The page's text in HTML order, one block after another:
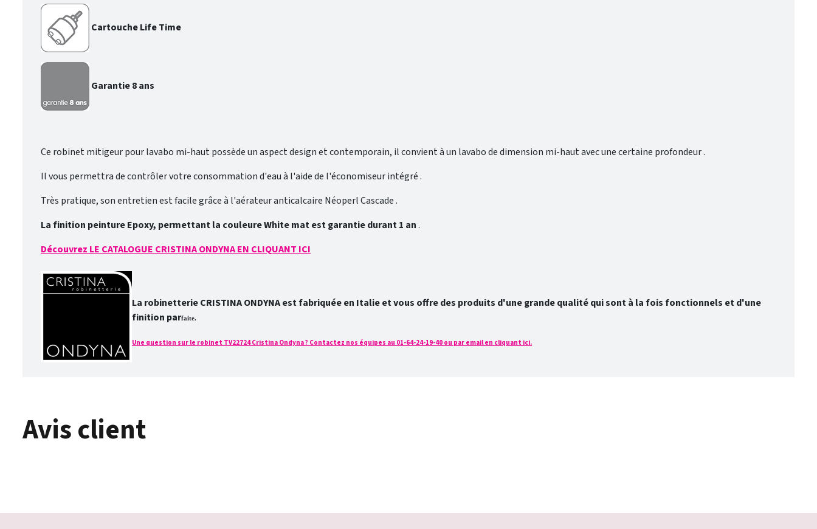
Cartouche Life Time
Garantie 8 ans
Ce robinet mitigeur pour lavabo mi-haut possède un aspect design et contemporain, il convient à un lavabo de dimension mi-haut avec une certaine profondeur .
Il vous permettra de contrôler votre consommation d'eau à l'aide de l'économiseur intégré .
Très pratique, son entretien est facile grâce à l'aérateur anticalcaire Néoperl Cascade .
La finition peinture Epoxy, permettant la couleure White mat est garantie durant 1 an.
Découvrez LE CATALOGUE CRISTINA ONDYNA EN CLIQUANT ICI
La robinetterie CRISTINA ONDYNA est fabriquée en Italie et vous offre des produits d'une grande qualité qui sont à la fois fonctionnels et d'une
finition parfaite.
Une question sur le robinet TV22724 Cristina Ondyna ? Contactez nos équipes au 01-64-24-19-40 ou par email en cliquant ici.
Avis client